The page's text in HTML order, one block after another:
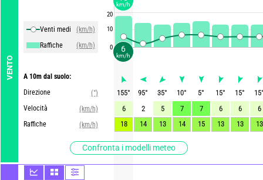
VENTO
Venti medi
(km/h)
Raffiche
(km/h)
A 10m dal suolo:
Direzione
(°)
Velocità
(km/h)
Raffiche
(km/h)
Confronta i modelli meteo
20
10
0
155° 95° 35° 10° 5° 15° 15° 15
6
2 5 7 7 6 6
6
18
14 13 14 15 13 13 13
6
km/h
km/h